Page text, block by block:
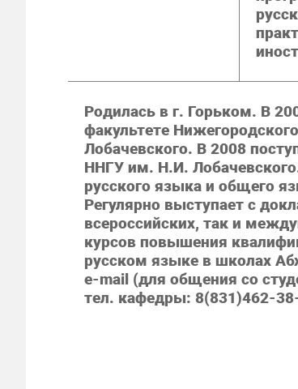
Родилась в г. Горьком. В
факультете
Лобачевского. В 2008
ННГУ им. Н.И.
русского языка и общего
Регулярно выступает с
всероссийских, так и
курсов повышения
русском языке в школах
e-mail (для общения со
тел. кафедры: 8(831)462-